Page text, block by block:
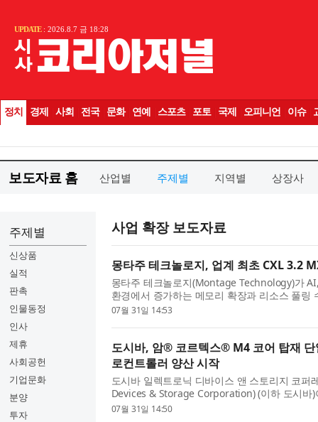
보도자료 홈 산업별 주제별 지역별 상장사
주제별
신상품
실적
판촉
인물동정
인사
제휴
사회공헌
기업문화
분양
투자
사업 확장 보도자료
몽타주 테크놀로지, 업계 최초 CXL 3.2
몽타주 테크놀로지(Montage Technology)가
환경에서 증가하는 메모리 확장과 리소스 풀링
3.2 메모리 익스팬더 컨트롤러(MXC) 칩의 업계
07월 31일 14:53
도시바, 암® 코르텍스® M4 코어 탑재
로컨트롤러 양산 시작
도시바 일렉트로닉 디바이스 앤 스토리지 코퍼
Devices & Storage Corporation) (이하 도시바
및 산업용 장비를 위한 부동 소수점 유닛(FPU)
07월 31일 14:50